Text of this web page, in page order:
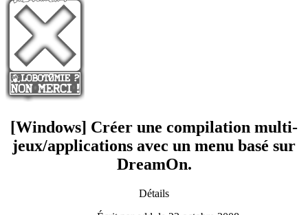
[Windows] Créer une compilation multi-
jeux/applications avec un menu basé sur
DreamOn.
Détails